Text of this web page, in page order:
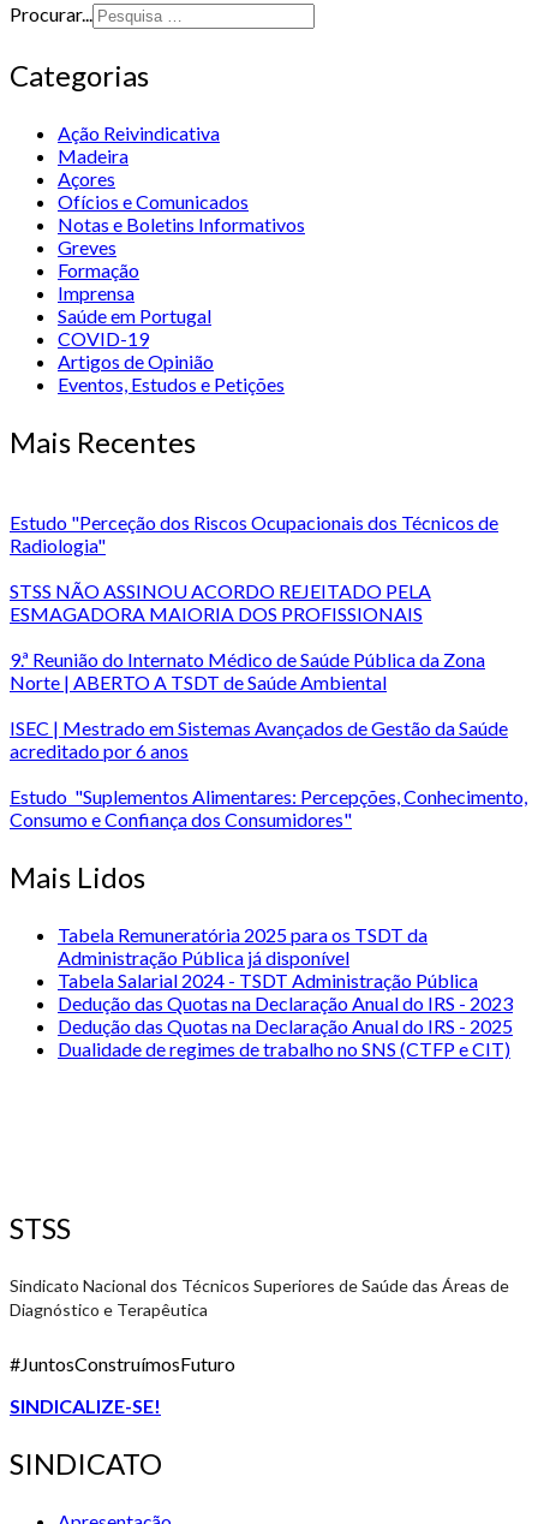
Procurar...
Categorias
Ação Reivindicativa
Madeira
Açores
Ofícios e Comunicados
Notas e Boletins Informativos
Greves
Formação
Imprensa
Saúde em Portugal
COVID-19
Artigos de Opinião
Eventos, Estudos e Petições
Mais Recentes
Estudo "Perceção dos Riscos Ocupacionais dos Técnicos de
Radiologia"
STSS NÃO ASSINOU ACORDO REJEITADO PELA
ESMAGADORA MAIORIA DOS PROFISSIONAIS
9.ª Reunião do Internato Médico de Saúde Pública da Zona
Norte | ABERTO A TSDT de Saúde Ambiental
ISEC | Mestrado em Sistemas Avançados de Gestão da Saúde
acreditado por 6 anos
Estudo "Suplementos Alimentares: Percepções, Conhecimento,
Consumo e Confiança dos Consumidores"
Mais Lidos
Tabela Remuneratória 2025 para os TSDT da
Administração Pública já disponível
Tabela Salarial 2024 - TSDT Administração Pública
Dedução das Quotas na Declaração Anual do IRS - 2023
Dedução das Quotas na Declaração Anual do IRS - 2025
Dualidade de regimes de trabalho no SNS (CTFP e CIT)
STSS
Sindicato Nacional dos Técnicos Superiores de Saúde das Áreas de
Diagnóstico e Terapêutica
#JuntosConstruímosFuturo
SINDICALIZE-SE!
SINDICATO